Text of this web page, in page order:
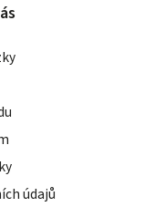
údajů